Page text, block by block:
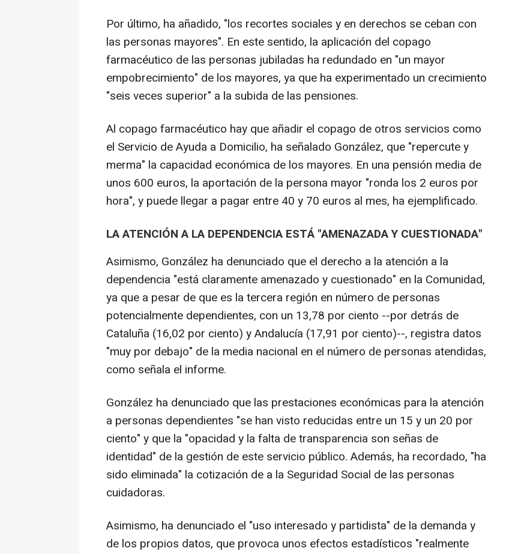
Por último, ha añadido, "los recortes sociales y en derechos se ceban con
las personas mayores". En este sentido, la aplicación del copago
farmacéutico de las personas jubiladas ha redundado en "un mayor
empobrecimiento" de los mayores, ya que ha experimentado un crecimiento
"seis veces superior" a la subida de las pensiones.
Al copago farmacéutico hay que añadir el copago de otros servicios como
el Servicio de Ayuda a Domicilio, ha señalado González, que "repercute y
merma" la capacidad económica de los mayores. En una pensión media de
unos 600 euros, la aportación de la persona mayor "ronda los 2 euros por
hora", y puede llegar a pagar entre 40 y 70 euros al mes, ha ejemplificado.
LA ATENCIÓN A LA DEPENDENCIA ESTÁ "AMENAZADA Y CUESTIONADA"
Asimismo, González ha denunciado que el derecho a la atención a la
dependencia "está claramente amenazado y cuestionado" en la Comunidad,
ya que a pesar de que es la tercera región en número de personas
potencialmente dependientes, con un 13,78 por ciento --por detrás de
Cataluña (16,02 por ciento) y Andalucía (17,91 por ciento)--, registra datos
"muy por debajo" de la media nacional en el número de personas atendidas,
como señala el informe.
González ha denunciado que las prestaciones económicas para la atención
a personas dependientes "se han visto reducidas entre un 15 y un 20 por
ciento" y que la "opacidad y la falta de transparencia son señas de
identidad" de la gestión de este servicio público. Además, ha recordado, "ha
sido eliminada" la cotización de a la Seguridad Social de las personas
cuidadoras.
Asimismo, ha denunciado el "uso interesado y partidista" de la demanda y
de los propios datos, que provoca unos efectos estadísticos "realmente